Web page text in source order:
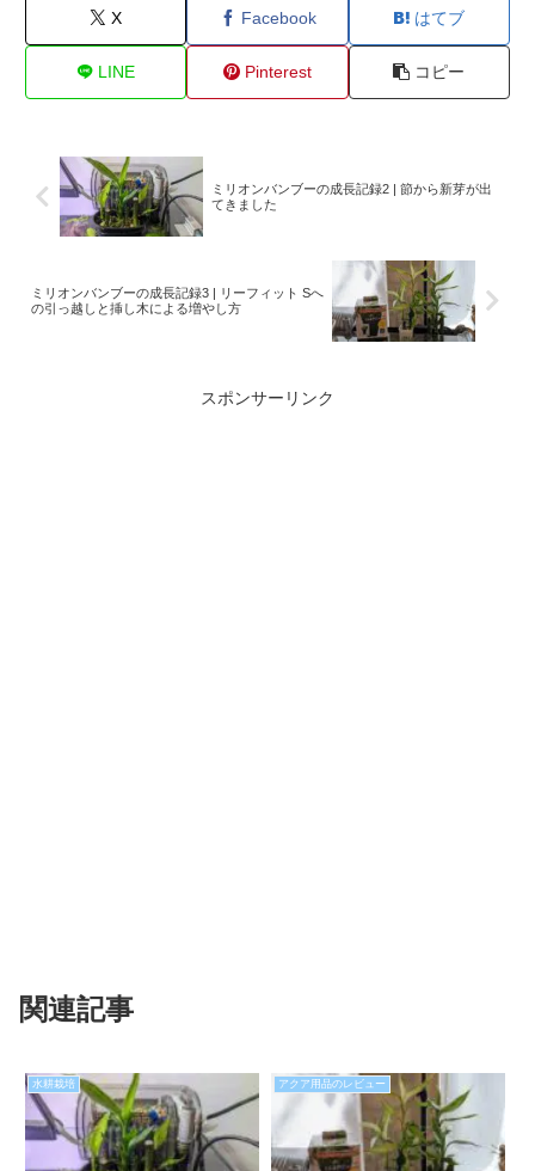
X Facebook はてブ
LINE Pinterest コピー
ミリオンバンブーの成長記録2 | 節から新芽が出
てきました
ミリオンバンブーの成長記録3 | リーフィット Sへ
の引っ越しと挿し木による増やし方
スポンサーリンク
関連記事
水耕栽培 アクア用品のレビュー